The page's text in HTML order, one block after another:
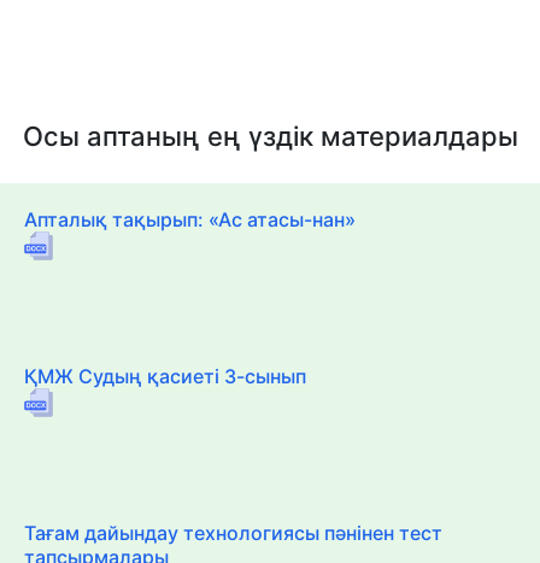
Осы аптаның ең үздік материалдары
Апталық тақырып: «Ас атасы-нан»
ҚМЖ Судың қасиеті 3-сынып
Тағам дайындау технологиясы пәнінен тест
тапсырмалары